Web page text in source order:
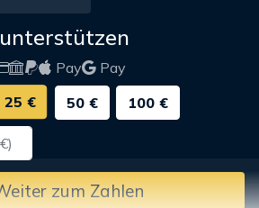
Pay
Pay
25 € 50 € 100 €
zum Zahlen